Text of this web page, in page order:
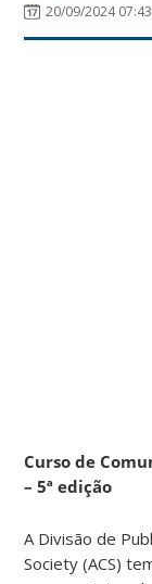
20/09/2024 07:43
Curso de
– 5ª edição
A Divisão de
Society (ACS)